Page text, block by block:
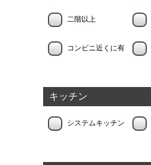
二階以上
コンビニ近くに有
キッチン
システムキッチン